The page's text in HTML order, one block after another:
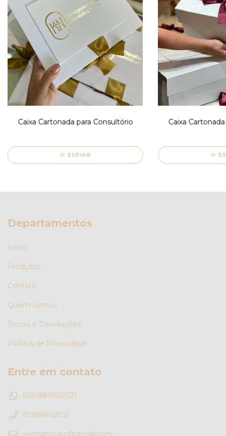
Caixa Cartonada para Consultório
ESPIAR
Caixa
Departamentos
Início
Produtos
Contato
Quem Somos
Trocas e Devoluções
Política de Privacidade
Entre em contato
5581986902021
81986902021
aerstampare@gmail.com